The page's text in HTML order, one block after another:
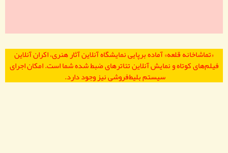
«تماشاخانه قلعه» آماده برپایی نمایشگاه آنلاین آثار هنری، اکران آنلاین
فیلم‌‌های کوتاه و نمایش آنلاین تئاترهای ضبط‌ شده شما است. امکان اجرای
سیستم بلیط‌فروشی نیز وجود دارد.